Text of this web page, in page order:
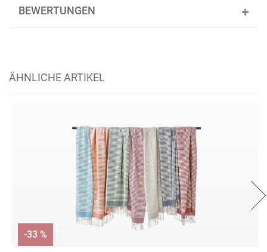
BEWERTUNGEN
ÄHNLICHE ARTIKEL
-33 %